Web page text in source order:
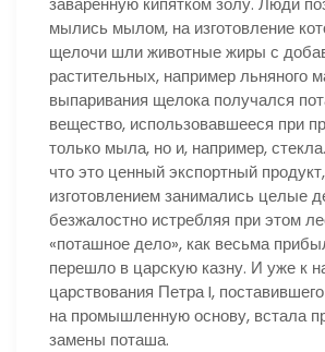
мылись мылом, на изготовление
щелочи шли животные жиры с
растительных, например льняного
выпаривания щелока получался
вещество, использовавшееся при
только мыла, но и, например,
что это ценный экспортный
изготовлением занимались целые
безжалостно истребляя при этом
«поташное дело», как весьма
перешло в царскую казну. И уже к
царствования Петра I,
на промышленную основу, встала
замены поташа.